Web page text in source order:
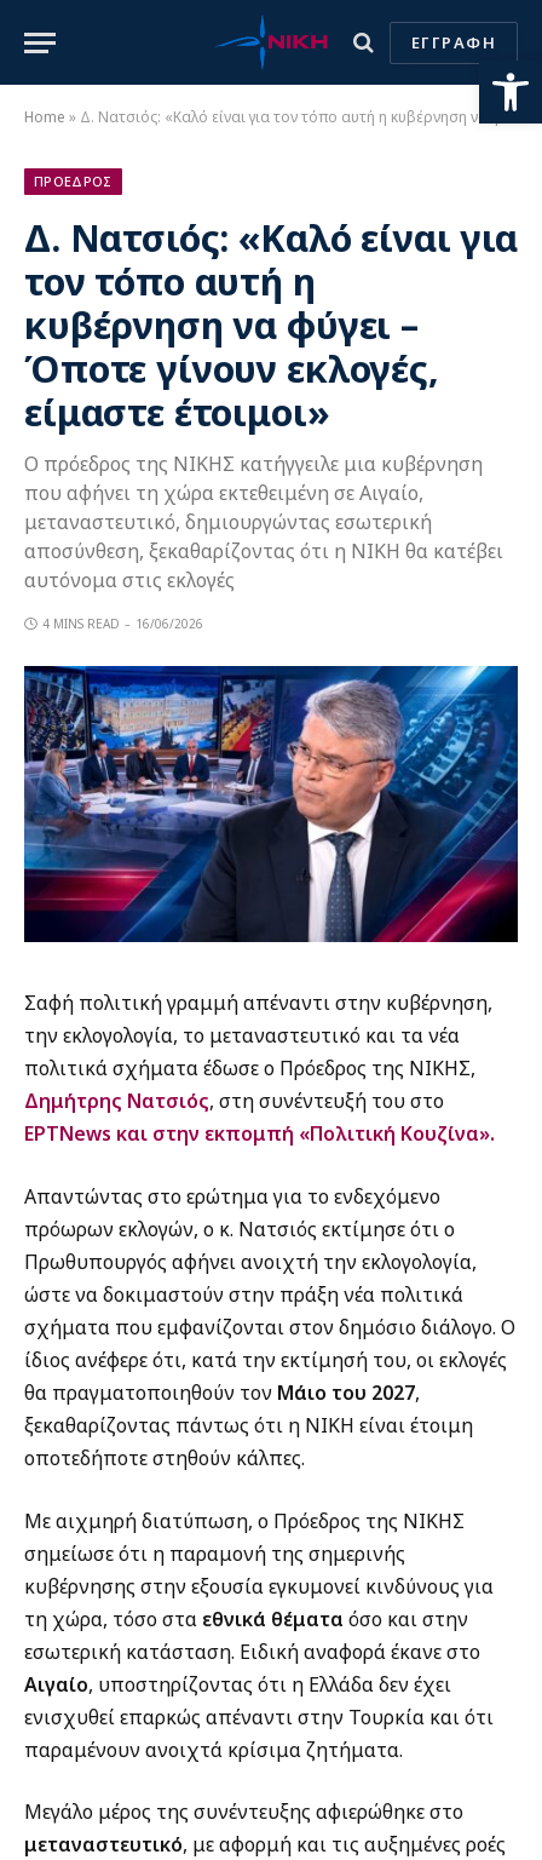
ΕΓΓΡΑΦΗ
Home » Δ. Νατσιός: «Καλό είναι για τον τόπο αυτή η κυβέρνηση να φύγει – Όποτε γίνουν εκλογές, είμαστε έτοιμοι»
ΠΡΟΕΔΡΟΣ
Δ. Νατσιός: «Καλό είναι για
τον τόπο αυτή η
κυβέρνηση να φύγει –
Όποτε γίνουν εκλογές,
είμαστε έτοιμοι»
Ο πρόεδρος της ΝΙΚΗΣ κατήγγειλε μια κυβέρνηση
που αφήνει τη χώρα εκτεθειμένη σε Αιγαίο,
μεταναστευτικό, δημιουργώντας εσωτερική
αποσύνθεση, ξεκαθαρίζοντας ότι η ΝΙΚΗ θα κατέβει
αυτόνομα στις εκλογές
4 MINS READ 16/06/2026
Σαφή πολιτική γραμμή απέναντι στην κυβέρνηση,
την εκλογολογία, το μεταναστευτικό και τα νέα
πολιτικά σχήματα έδωσε ο Πρόεδρος της ΝΙΚΗΣ,
Δημήτρης Νατσιός, στη συνέντευξή του στο
ΕΡΤNews και στην εκπομπή «Πολιτική Κουζίνα».
Απαντώντας στο ερώτημα για το ενδεχόμενο
πρόωρων εκλογών, ο κ. Νατσιός εκτίμησε ότι ο
Πρωθυπουργός αφήνει ανοιχτή την εκλογολογία,
ώστε να δοκιμαστούν στην πράξη νέα πολιτικά
σχήματα που εμφανίζονται στον δημόσιο διάλογο. Ο
ίδιος ανέφερε ότι, κατά την εκτίμησή του, οι εκλογές
θα πραγματοποιηθούν τον Μάιο του 2027,
ξεκαθαρίζοντας πάντως ότι η ΝΙΚΗ είναι έτοιμη
οποτεδήποτε στηθούν κάλπες.
Με αιχμηρή διατύπωση, ο Πρόεδρος της ΝΙΚΗΣ
σημείωσε ότι η παραμονή της σημερινής
κυβέρνησης στην εξουσία εγκυμονεί κινδύνους για
τη χώρα, τόσο στα εθνικά θέματα όσο και στην
εσωτερική κατάσταση. Ειδική αναφορά έκανε στο
Αιγαίο, υποστηρίζοντας ότι η Ελλάδα δεν έχει
ενισχυθεί επαρκώς απέναντι στην Τουρκία και ότι
παραμένουν ανοιχτά κρίσιμα ζητήματα.
Μεγάλο μέρος της συνέντευξης αφιερώθηκε στο
μεταναστευτικό, με αφορμή και τις αυξημένες ροές